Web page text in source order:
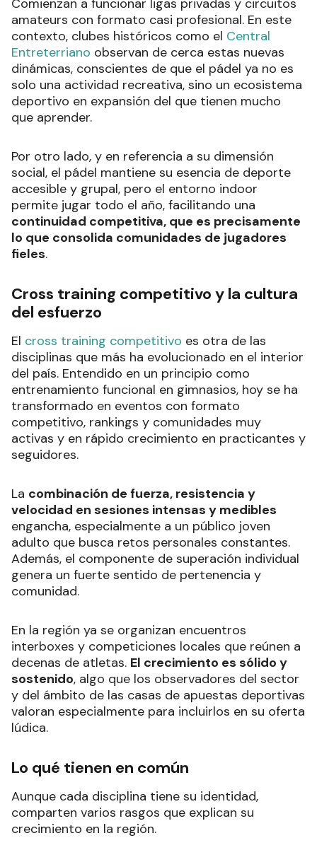
Comienzan a funcionar ligas privadas y circuitos
amateurs con formato casi profesional. En este
contexto, clubes históricos como el Central
Entreterriano observan de cerca estas nuevas
dinámicas, conscientes de que el pádel ya no es
solo una actividad recreativa, sino un ecosistema
deportivo en expansión del que tienen mucho
que aprender.
Por otro lado, y en referencia a su dimensión
social, el pádel mantiene su esencia de deporte
accesible y grupal, pero el entorno indoor
permite jugar todo el año, facilitando una
continuidad competitiva, que es precisamente
lo que consolida comunidades de jugadores
fieles.
Cross training competitivo y la cultura
del esfuerzo
El cross training competitivo es otra de las
disciplinas que más ha evolucionado en el interior
del país. Entendido en un principio como
entrenamiento funcional en gimnasios, hoy se ha
transformado en eventos con formato
competitivo, rankings y comunidades muy
activas y en rápido crecimiento en practicantes y
seguidores.
La combinación de fuerza, resistencia y
velocidad en sesiones intensas y medibles
engancha, especialmente a un público joven
adulto que busca retos personales constantes.
Además, el componente de superación individual
genera un fuerte sentido de pertenencia y
comunidad.
En la región ya se organizan encuentros
interboxes y competiciones locales que reúnen a
decenas de atletas. El crecimiento es sólido y
sostenido, algo que los observadores del sector
y del ámbito de las casas de apuestas deportivas
valoran especialmente para incluirlos en su oferta
lúdica.
Lo qué tienen en común
Aunque cada disciplina tiene su identidad,
comparten varios rasgos que explican su
crecimiento en la región.